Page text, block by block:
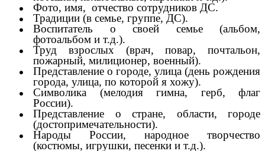
Фото, имя, отчество сотрудников ДС.
Традиции (в семье, группе, ДС).
Воспитатель о своей семье (альбом,
фотоальбом и т.д.).
Труд взрослых (врач, повар, почтальон,
пожарный, милиционер, военный).
Представление о городе, улица (день рождения
города, улица, по которой я хожу).
Символика (мелодия гимна, герб, флаг
России).
Представление о стране, области, городе
(достопримечательности).
Народы России, народное творчество
(костюмы, игрушки, песенки и т.д.).